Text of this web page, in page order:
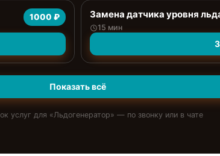
1000 ₽ Замена датчика уровня
15 мин
Показать всё
услуг для «Льдогенератор» — по звонку или в чате